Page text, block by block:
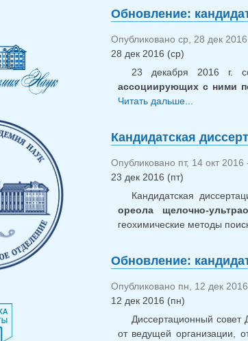
Обновление:
Опубликовано ср, 28 дек
28 дек 2016 (ср)
23 декабря 2016 г.
ассоциирующих с ними
Читать дальше...
Кандидатская
Опубликовано пт, 14 окт
23 дек 2016 (пт)
Кандидатская
ореола щелочно-
геохимические методы
Обновление:
Опубликовано пн, 12 дек
12 дек 2016 (пн)
Диссертационный
от ведущей организации,